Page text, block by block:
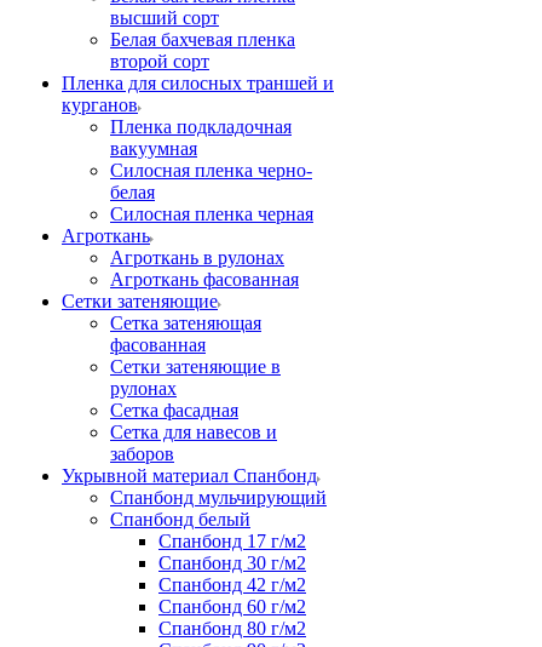
высший сорт
Белая бахчевая пленка
второй сорт
Пленка для силосных траншей и
курганов
Пленка подкладочная
вакуумная
Силосная пленка черно-
белая
Силосная пленка черная
Агроткань
Агроткань в рулонах
Агроткань фасованная
Сетки затеняющие
Сетка затеняющая
фасованная
Сетки затеняющие в
рулонах
Сетка фасадная
Сетка для навесов и
заборов
Укрывной материал Спанбонд
Спанбонд мульчирующий
Спанбонд белый
Спанбонд 17 г/м2
Спанбонд 30 г/м2
Спанбонд 42 г/м2
Спанбонд 60 г/м2
Спанбонд 80 г/м2